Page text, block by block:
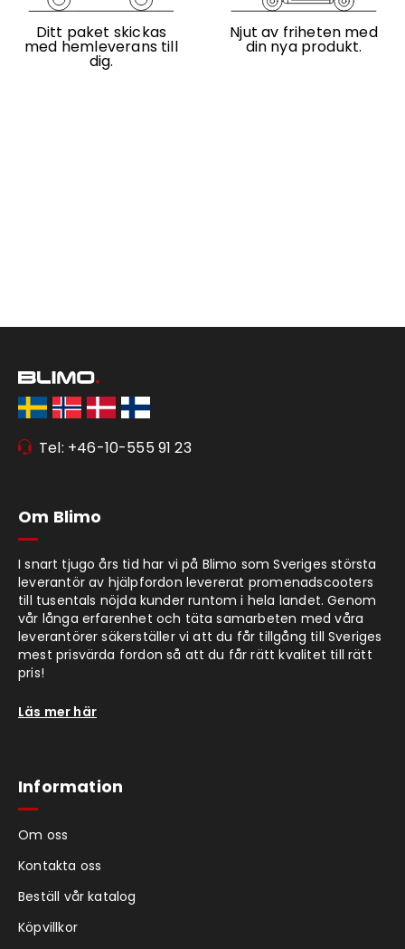
Ditt paket skickas
med hemleverans till
dig.
Njut av friheten med
din nya produkt.
Tel: +46-10-555 91 23
Om Blimo
I snart tjugo års tid har vi på Blimo som Sveriges största
leverantör av hjälpfordon levererat promenadscooters
till tusentals nöjda kunder runtom i hela landet. Genom
vår långa erfarenhet och täta samarbeten med våra
leverantörer säkerställer vi att du får tillgång till Sveriges
mest prisvärda fordon så att du får rätt kvalitet till rätt
pris!
Läs mer här
Information
Om oss
Kontakta oss
Beställ vår katalog
Köpvillkor